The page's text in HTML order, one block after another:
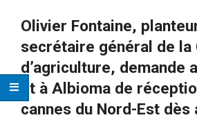
Olivier Fontaine,
secrétaire général de la
d’agriculture, demande
et à Albioma de
cannes du Nord-Est dès